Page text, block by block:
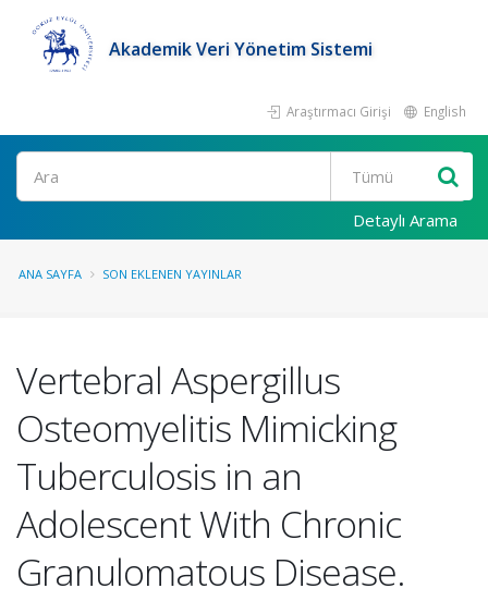
Akademik Veri Yönetim Sistemi
Araştırmacı Girişi English
Ara
Detaylı Arama
ANA SAYFA SON EKLENEN YAYINLAR
Vertebral Aspergillus
Osteomyelitis Mimicking
Tuberculosis in an
Adolescent With Chronic
Granulomatous Disease.